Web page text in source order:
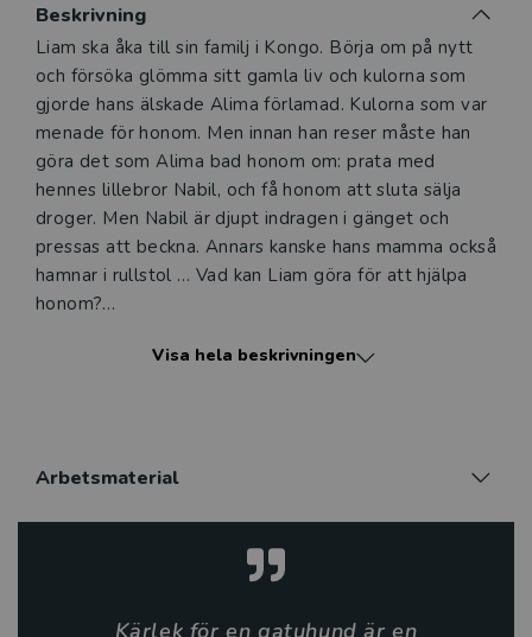
Beskrivning
Beskrivning
Liam ska åka till sin familj i Kongo. Börja om på nytt
och försöka glömma sitt gamla liv och kulorna som
gjorde hans älskade Alima förlamad. Kulorna som var
menade för honom. Men innan han reser måste han
göra det som Alima bad honom om: prata med
hennes lillebror Nabil, och få honom att sluta sälja
droger. Men Nabil är djupt indragen i gänget och
pressas att beckna. Annars kanske hans mamma också
hamnar i rullstol … Vad kan Liam göra för att hjälpa
honom?
Lärare och bibliotekarier kan nu glädjas åt att kunna
Det är en berättelse om utanförskap, våldskapital
Men här finns också vänskap, familjeband och en
Visa hela beskrivningen
Arbetsmaterial
Kärlek för en gatuhund är en